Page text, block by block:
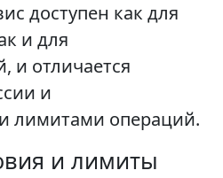
доступен как для
и для
и отличается
и
лимитами операций.
и лимиты